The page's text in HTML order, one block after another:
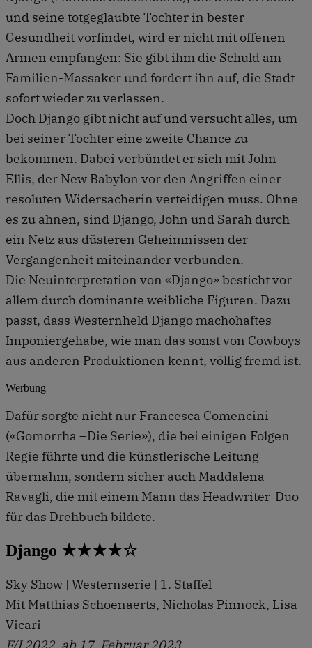
und seine totgeglaubte Tochter in bester
Gesundheit vorfindet, wird er nicht mit offenen
Armen empfangen: Sie gibt ihm die Schuld am
Familien-Massaker und fordert ihn auf, die Stadt
sofort wieder zu verlassen.
Doch Django gibt nicht auf und versucht alles, um
bei seiner Tochter eine zweite Chance zu
bekommen. Dabei verbündet er sich mit John
Ellis, der New Babylon vor den Angriffen einer
resoluten Widersacherin verteidigen muss. Ohne
es zu ahnen, sind Django, John und Sarah durch
ein Netz aus düsteren Geheimnissen der
Vergangenheit miteinander verbunden.
Die Neuinterpretation von «Django» besticht vor
allem durch dominante weibliche Figuren. Dazu
passt, dass Westernheld Django machohaftes
Imponiergehabe, wie man das sonst von Cowboys
aus anderen Produktionen kennt, völlig fremd ist.
Werbung
Dafür sorgte nicht nur Francesca Comencini
(«Gomorrha –Die Serie»), die bei einigen Folgen
Regie führte und die künstlerische Leitung
übernahm, sondern sicher auch Maddalena
Ravagli, die mit einem Mann das Headwriter-Duo
für das Drehbuch bildete.
Django ★★★★☆
Sky Show | Westernserie | 1. Staffel
Mit Matthias Schoenaerts, Nicholas Pinnock, Lisa
Vicari
F/I 2022, ab 17. Februar 2023